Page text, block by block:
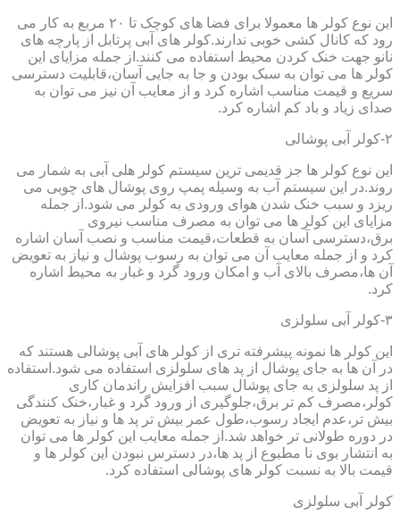
این نوع کولر ها معمولا برای فضا های کوچک تا ۲۰ مربع به کار می
رود که کانال کشی خوبی ندارند.کولر های آبی پرتابل از پارچه های
نانو جهت خنک کردن محیط استفاده می کنند.از جمله مزایای این
کولر ها می توان به سبک بودن و جا به جایی آسان،قابلیت دسترسی
سریع و قیمت مناسب اشاره کرد و از معایب آن نیز می توان به
صدای زیاد و باد کم اشاره کرد.
۲-کولر آبی پوشالی
این نوع کولر ها جز قدیمی ترین سیستم کولر هلی آبی به شمار می
روند.در این سیستم آب به وسیله پمپ روی پوشال های چوبی می
ریزد و سبب خنک شدن هوای ورودی به کولر می شود.از جمله
مزایای این کولر ها می توان به مصرف مناسب نیروی
برق،دسترسی آسان به قطعات،قیمت مناسب و نصب آسان اشاره
کرد و از جمله معایب آن می توان به رسوب پوشال و نیاز به تعویض
آن ها،مصرف بالای آب و امکان ورود گرد و غبار به محیط اشاره
کرد.
۳-کولر آبی سلولزی
این کولر ها نمونه پیشرفته تری از کولر های آبی پوشالی هستند که
در آن ها به جای پوشال از پد های سلولزی استفاده می شود.استفاده
از پد سلولزی به جای پوشال سبب افزایش راندمان کاری
کولر،مصرف کم تر برق،جلوگیری از ورود گرد و غبار،خنک کنندگی
بیش تر،عدم ایجاد رسوب،طول عمر بیش تر پد ها و نیاز به تعویض
در دوره طولانی تر خواهد شد.از جمله معایب این کولر ها می توان
به انتشار بوی نا مطبوع از پد ها،در دسترس نبودن این کولر ها و
قیمت بالا به نسبت کولر های پوشالی استفاده کرد.
کولر آبی سلولزی